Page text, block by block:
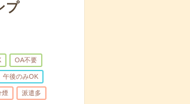
プ
OA不要
午後のみOK
煙 派遣多